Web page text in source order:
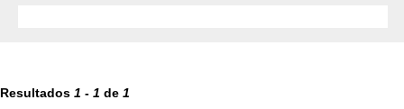
Resultados 1 - 1 de 1